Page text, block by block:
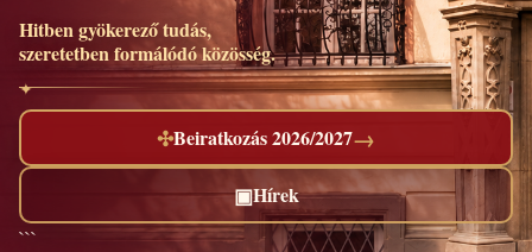
Hitben gyökerező tudás,
szeretetben formálódó közösség.
✣Beiratkozás 2026/2027→
▣Hírek
```